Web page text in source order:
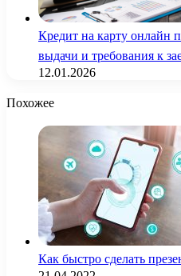
Кредит на карту онлайн
выдачи и требования к
12.01.2026
Похожее
Как быстро сделать